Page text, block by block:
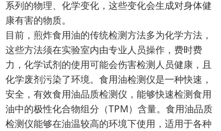
系列的物理、化学变化，这些变化会生成对身体健
康有害的物质。
目前，煎炸食用油的传统检测方法多为化学方法，
这些方法须在实验室内由专业人员操作，费时费
力，化学试剂的使用可能会伤害检测人员健康，且
化学废剂污染了环境。食用油检测仪是一种快速，
安全，有效食用油品质检测仪，能够快速检测食用
油中的极性化合物组分（TPM）含量。食用油品质
检测仪能够在油温较高的环境下使用，适用于各种